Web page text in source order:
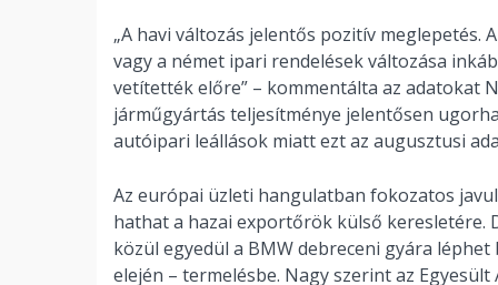
„A havi változás jelentős pozitív meglepetés.
vagy a német ipari rendelések változása
vetítették előre” – kommentálta az adatokat
járműgyártás teljesítménye jelentősen
autóipari leállások miatt ezt az augusztusi
Az európai üzleti hangulatban fokozatos
hathat a hazai exportőrök külső keresletére.
közül egyedül a BMW debreceni gyára
elején – termelésbe. Nagy szerint az